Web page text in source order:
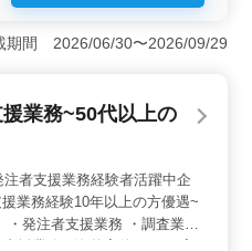
ます。特に橋脚杭工事経
や経験を活かして活躍で
の修正など、幅広い業務に
、単身赴任宿舎も用意さ
も安心して働ける環境が
歓迎であり、シニア層の
あります。ブランクのあ
です。
期間 2026/06/30〜2026/09/29
業務~50代以上の
注者支援業務経験者活躍中企
業務経験10年以上の方優遇~
・発注者支援業務 ・調査業